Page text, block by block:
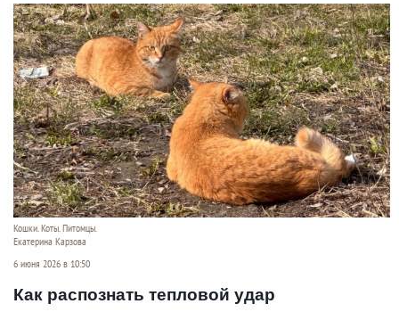
Кошки. Коты. Питомцы.
Екатерина Карзова
6 июня 2026 в 10:50
Как распознать тепловой удар